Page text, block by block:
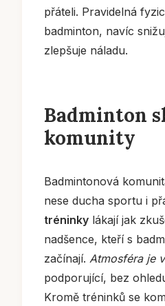
přáteli. Pravidelná
badminton, navíc
zlepšuje náladu.
Badminton
komunity
Badmintonová
nese ducha sportu i
tréninky lákají jak
nadšence, kteří s
začínají. Atmosféra je
podporující, bez
Kromě tréninků se